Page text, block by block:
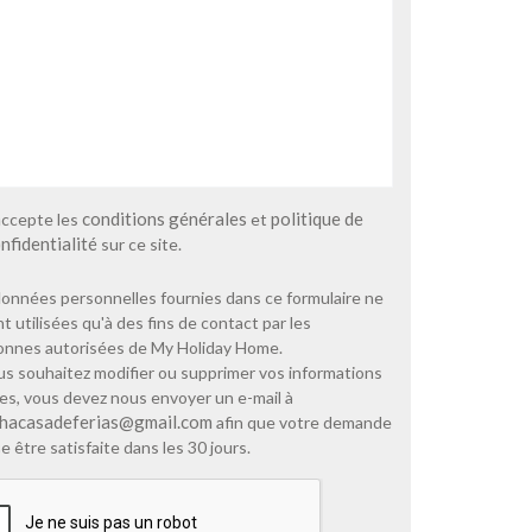
les conditions générales et politique de
sur ce site.
personnelles fournies dans ce formulaire ne
utilisées qu'à des fins de contact par les
autorisées de My Holiday Home.
souhaitez modifier ou supprimer vos informations
vous devez nous envoyer un e-mail à
afin que votre demande
être satisfaite dans les 30 jours.